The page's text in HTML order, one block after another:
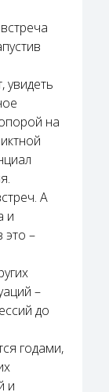
увидеть
на
А
и
это –
–
до
годами,
и